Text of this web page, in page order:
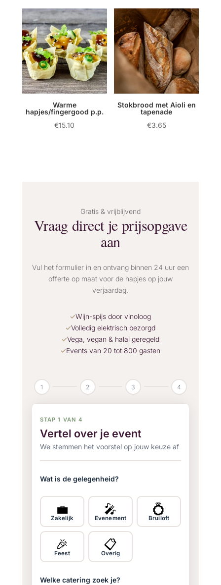
Warme
hapjes/fingergood p.p.
€15.10
Stokbrood met Aioli en
tapenade
€3.65
Gratis & vrijblijvend
Vraag direct je prijsopgave
aan
Vul het formulier in en ontvang binnen 24 uur een
offerte op maat voor de hapjes op jouw
verjaardag.
Wijn-spijs door vinoloog
Volledig elektrisch bezorgd
Vega, vegan & halal geregeld
Events van 20 tot 800 gasten
1 2 3 4
STAP 1 VAN 4
Vertel over je event
We stemmen het voorstel op jouw keuze af
Wat is de gelegenheid?
💼
Zakelijk
🎤
Evenement
💍
Bruiloft
🎉
Feest
📋
Overig
Welke catering zoek je?